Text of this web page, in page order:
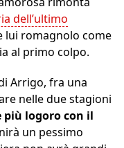
dell’ultimo
lui romagnolo come
al primo colpo.
Arrigo, fra una
nelle due stagioni
più logoro con il
un pessimo